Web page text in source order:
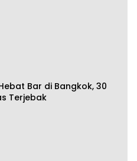
Bar di Bangkok, 30
Terjebak